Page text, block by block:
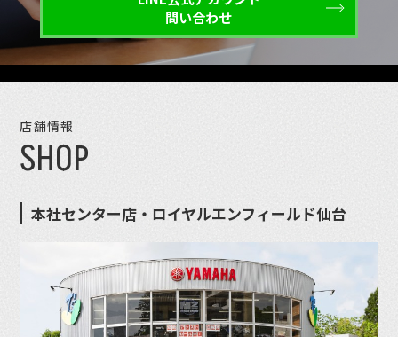
問い合わせ
店舗情報
SHOP
本社センター店・ロイヤルエンフィールド仙台